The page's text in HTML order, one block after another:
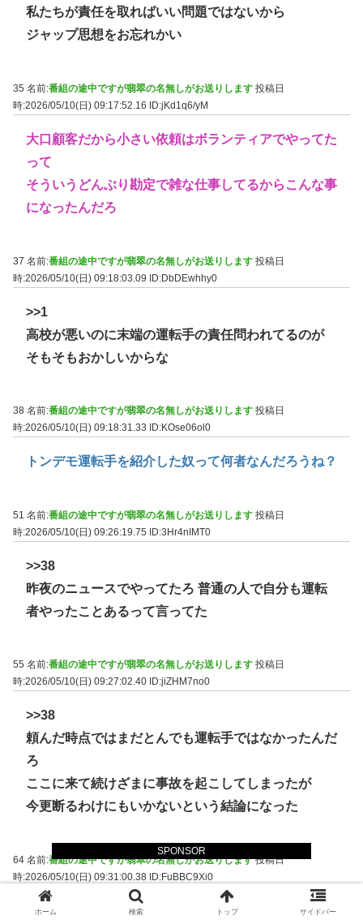
SPONSOR
私たちが責任を取ればいい問題ではないから
ジャップ思想をお忘れかい
35 名前:番組の途中ですが翡翠の名無しがお送りします 投稿日
時:2026/05/10(日) 09:17:52.16
ID:jKd1q6/yM
大口顧客だから小さい依頼はボランティアでやってた
って
そういうどんぶり勘定で雑な仕事してるからこんな事
になったんだろ
37 名前:番組の途中ですが翡翠の名無しがお送りします 投稿日
時:2026/05/10(日) 09:18:03.09 ID:DbDEwhhy0
>>1
高校が悪いのに末端の運転手の責任問われてるのが
そもそもおかしいからな
38 名前:番組の途中ですが翡翠の名無しがお送りします 投稿日
時:2026/05/10(日) 09:18:31.33
ID:KOse06ol0
トンデモ運転手を紹介した奴って何者なんだろうね？
51 名前:番組の途中ですが翡翠の名無しがお送りします 投稿日
時:2026/05/10(日) 09:26:19.75 ID:3Hr4nIMT0
>>38
昨夜のニュースでやってたろ 普通の人で自分も運転
者やったことあるって言ってた
55 名前:番組の途中ですが翡翠の名無しがお送りします 投稿日
時:2026/05/10(日) 09:27:02.40 ID:jiZHM7no0
>>38
頼んだ時点ではまだとんでも運転手ではなかったんだ
ろ
ここに来て続けざまに事故を起こしてしまったが
今更断るわけにもいかないという結論になった
64 名前:番組の途中ですが翡翠の名無しがお送りします投稿日
時:2026/05/10(日) 09:31:00.38 ID:FuBBC9Xi0
>>38
ホーム 検索 トップ サイドバー